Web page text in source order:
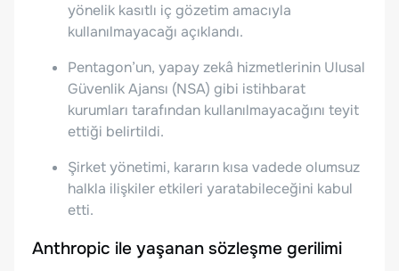
yönelik kasıtlı iç gözetim amacıyla
kullanılmayacağı açıklandı.
Pentagon’un, yapay zekâ hizmetlerinin Ulusal
Güvenlik Ajansı (NSA) gibi istihbarat
kurumları tarafından kullanılmayacağını teyit
ettiği belirtildi.
Şirket yönetimi, kararın kısa vadede olumsuz
halkla ilişkiler etkileri yaratabileceğini kabul
etti.
Anthropic ile yaşanan sözleşme gerilimi